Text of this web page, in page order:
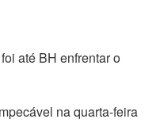
até BH enfrentar o
na quarta-feira